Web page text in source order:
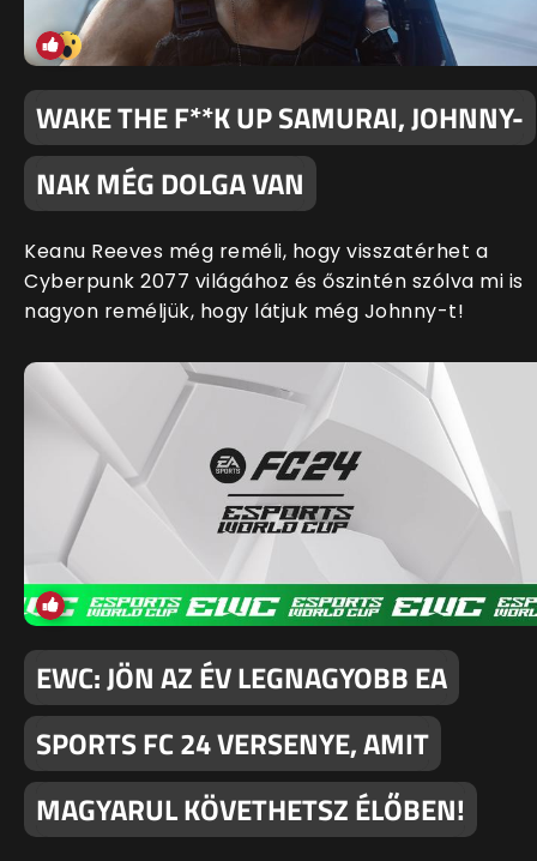
WAKE THE F**K UP SAMURAI, JOHNNY-
NAK MÉG DOLGA VAN
Keanu Reeves még reméli, hogy visszatérhet a
Cyberpunk 2077 világához és őszintén szólva mi is
nagyon reméljük, hogy látjuk még Johnny-t!
EWC: JÖN AZ ÉV LEGNAGYOBB EA
SPORTS FC 24 VERSENYE, AMIT
MAGYARUL KÖVETHETSZ ÉLŐBEN!